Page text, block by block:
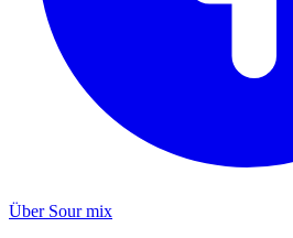
Über Sour mix